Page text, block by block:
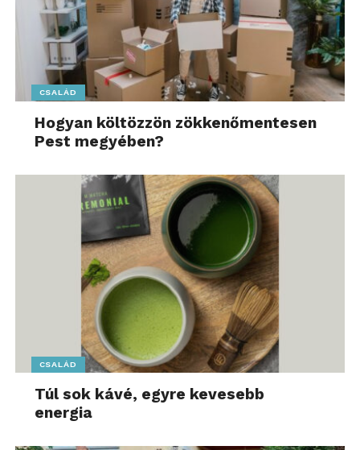
CSALÁD
Hogyan költözzön zökkenőmentesen
Pest megyében?
CSALÁD
Túl sok kávé, egyre kevesebb
energia